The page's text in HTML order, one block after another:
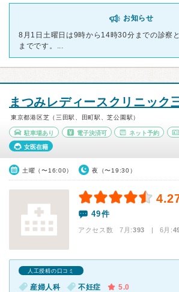
お知らせ
8月1日土曜日は9時から14時30分までの診察
までです。...
まつみレディースクリニック
東京都港区芝（三田駅、田町駅、芝公園駅）
駐車場あり 電子決済可 ネット予約
女医在籍
土曜（〜16:00） 夜（〜19:30）
49件
アクセス数 7月:393 | 6月:
人工授精の口コミ
産婦人科 不妊症 5.0